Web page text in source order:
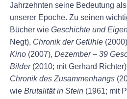
Jahrzehnten seine Bedeutung
unserer Epoche. Zu seinen
Bücher wie Geschichte und
Negt), Chronik der Gefühle
Kino (2007), Dezember – 39
Bilder(2010; mit Gerhard
Chronik des Zusammenhangs
wie Brutalität in Stein (1961; mit